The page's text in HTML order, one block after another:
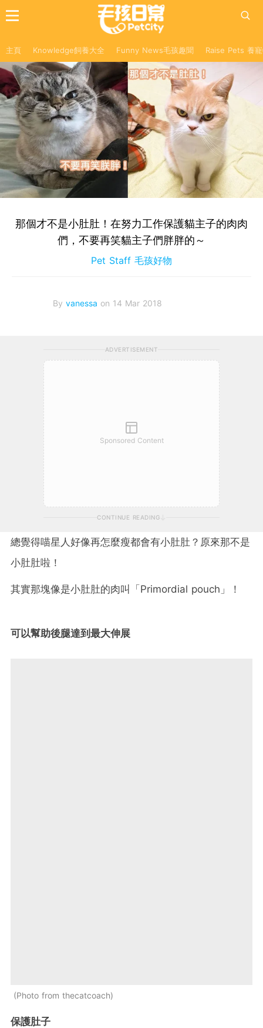
主頁 Knowledge飼養大全 Funny News毛孩趣聞 Raise Pets 養
那個才不是小肚肚！在努力工作保護貓主子的肉肉
們，不要再笑貓主子們胖胖的～
Pet Staff 毛孩好物
By vanessa on 14 Mar 2018
ADVERTISEMENT
Sponsored Content
CONTINUE READING
總覺得喵星人好像再怎麼瘦都會有小肚肚？原來那不是
小肚肚啦！
其實那塊像是小肚肚的肉叫「Primordial pouch」！
可以幫助後腿達到最大伸展
Photo from thecatcoach
保護肚子